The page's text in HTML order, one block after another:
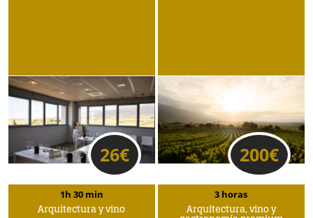
26€ 200€
1h 30 min
Arquitectura y vino
3 horas
Arquitectura, vino y